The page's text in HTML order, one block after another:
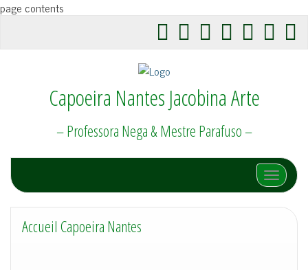
page contents
Capoeira Nantes Jacobina Arte
– Professora Nega & Mestre Parafuso –
Afficher/
Accueil Capoeira Nantes